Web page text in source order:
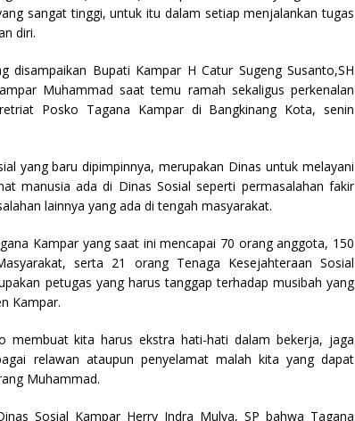
sangat tinggi, untuk itu dalam setiap menjalankan tugas
diri.
disampaikan Bupati Kampar H Catur Sugeng Susanto,SH
Muhammad saat temu ramah sekaligus perkenalan
Posko Tagana Kampar di Bangkinang Kota, senin
yang baru dipimpinnya, merupakan Dinas untuk melayani
manusia ada di Dinas Sosial seperti permasalahan fakir
lainnya yang ada di tengah masyarakat.
Kampar yang saat ini mencapai 70 orang anggota, 150
serta 21 orang Tenaga Kesejahteraan Sosial
petugas yang harus tanggap terhadap musibah yang
Kampar.
membuat kita harus ekstra hati-hati dalam bekerja, jaga
relawan ataupun penyelamat malah kita yang dapat
Muhammad.
Sosial Kampar Herry Indra Mulya, SP bahwa Tagana